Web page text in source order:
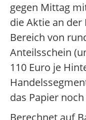
gegen Mittag
die Aktie an der
Bereich von
Anteilsschein
110 Euro je
das Papier